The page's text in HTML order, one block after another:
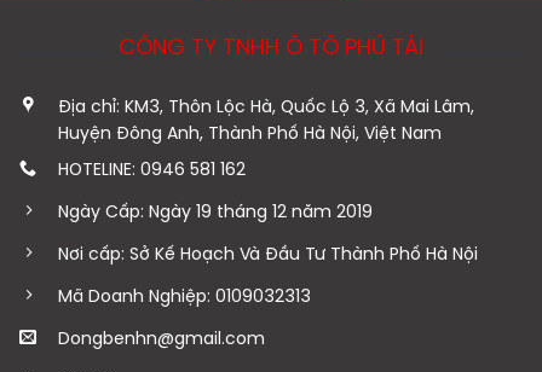
CÔNG TY TNHH Ô TÔ PHÚ TÀI
Địa chỉ: KM3, Thôn Lộc Hà, Quốc Lộ 3, Xã Mai Lâm,
Huyện Đông Anh, Thành Phố Hà Nội, Việt Nam
HOTELINE: 0946 581 162
Ngày Cấp: Ngày 19 tháng 12 năm 2019
Nơi cấp: Sở Kế Hoạch Và Đầu Tư Thành Phố Hà Nội
Mã Doanh Nghiệp: 0109032313
Dongbenhn@gmail.com